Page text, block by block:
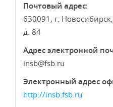
Почтовый адрес:
630091, г.
д. 84
Адрес электронной
insb
fsb.ru
Электронный адрес
http://insb.fsb.ru